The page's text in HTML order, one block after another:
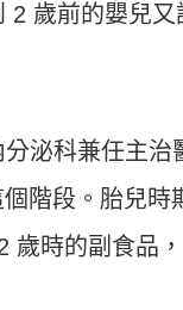
2 歲前的嬰兒又
泌科兼任主治
階段。胎兒時
歲時的副食品